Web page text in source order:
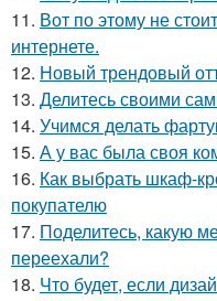
11. Вот по этому не
интернете.
12. Новый трендовый
13. Делитесь своими
14. Учимся делать
15. А у вас была своя
16. Как выбрать шкаф-
покупателю
17. Поделитесь, какую
переехали?
18. Что будет, если